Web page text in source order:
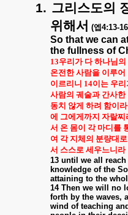
1. 그리스도의
위해서 (엡4:13-
So that we can
the fullness of
13우리가 다 하나님
온전한 사람을 이루
이르리니 14이는 우
사람의 궤술과 간사
동치 않게 하려 함이라
에 그에게까지 자랄
서 온 몸이 각 마디를
여 각 지체의 분량대
서 스스로 세우느니라
13 until we all
knowledge of the
attaining to the
14 Then we will no
forth by the waves,
wind of teaching